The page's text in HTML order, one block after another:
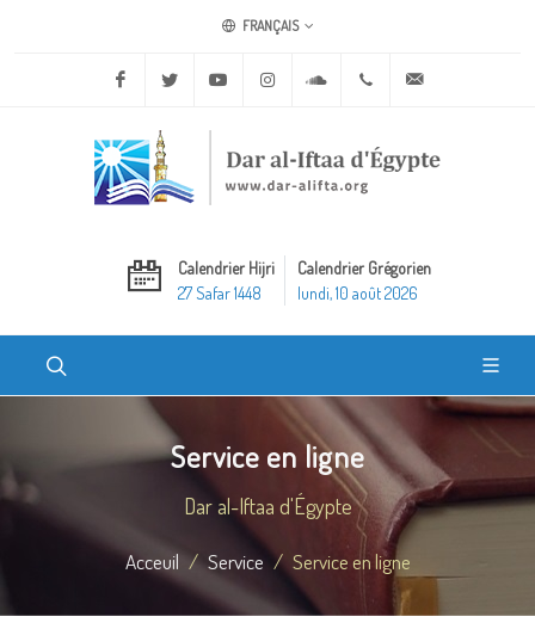
FRANÇAIS
Facebook Twitter Youtube Instagram Soundcloud+20 2 25970400
Calendrier Hijri
27 Safar 1448
Calendrier Grégorien
lundi, 10 août 2026
Service en ligne
Dar al-Iftaa d'Égypte
Acceuil Service Service en ligne